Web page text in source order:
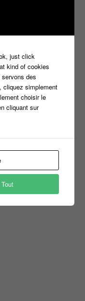
de quoi ?
»
just click
kind of cookies
des
cliquez simplement
choisir le
cliquant sur